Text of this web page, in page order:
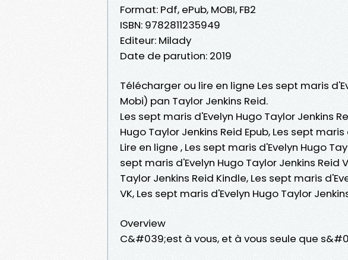
Format: Pdf, ePub, MOBI, FB2
ISBN: 9782811235949
Editeur: Milady
Date de parution: 2019
Télécharger ou lire en ligne Les sept maris
Mobi) pan Taylor Jenkins Reid.
Les sept maris d'Evelyn Hugo Taylor Jenkins
Hugo Taylor Jenkins Reid Epub, Les sept
Lire en ligne , Les sept maris d'Evelyn Hugo
sept maris d'Evelyn Hugo Taylor Jenkins Reid
Taylor Jenkins Reid Kindle, Les sept maris
VK, Les sept maris d'Evelyn Hugo Taylor
Overview
C&#039;est à vous, et à vous seule que